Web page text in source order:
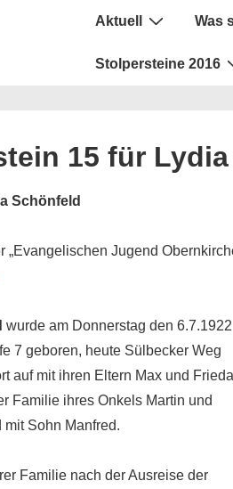
Hauptnavigation
Aktuell Was
Stolpersteine 2016
15 für
Schönfeld
„Evangelischen Jugend
wurde am Donnerstag den 6.7.1922
7 geboren, heute Sülbecker Weg
auf mit ihren Eltern Max und Frieda
Familie ihres Onkels Martin und
Sohn Manfred.
Familie nach der Ausreise der